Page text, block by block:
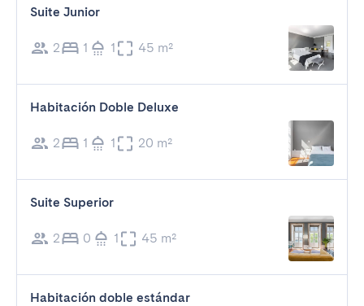
Suite Junior
2 1 1 45 m²
Habitación Doble Deluxe
2 1 1 20 m²
Suite Superior
2 0 1 45 m²
Habitación doble estándar